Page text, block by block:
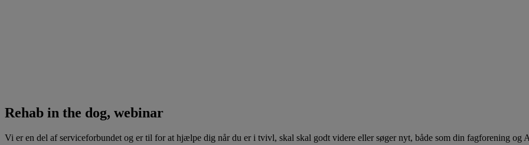
Rehab in the dog, webinar
Vi er en del af serviceforbundet og er til for at hjælpe dig når du er i tvivl, skal skal godt videre eller søger nyt, både som din fagforening og